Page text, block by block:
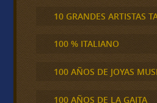
10 GRANDES ARTISTAS
100 % ITALIANO
100 AÑOS DE JOYAS
100 AÑOS DE LA GAITA